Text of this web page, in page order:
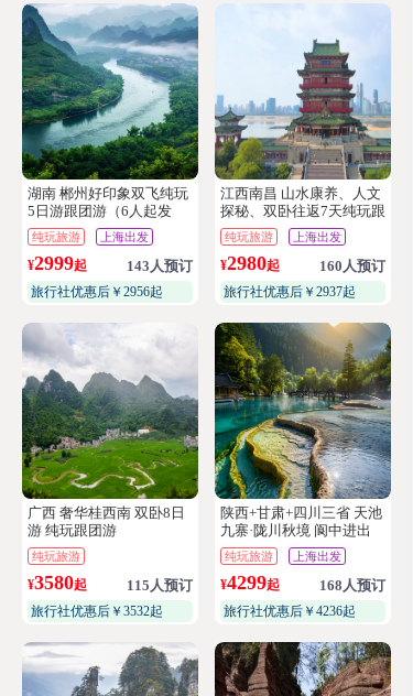
湖南 郴州好印象双飞纯玩
5日游跟团游（6人起发
团）
纯玩旅游 上海出发
¥2999起 143人预订
旅行社优惠后￥2956起
江西南昌 山水康养、人文
探秘、双卧往返7天纯玩跟
团游
纯玩旅游 上海出发
¥2980起 160人预订
旅行社优惠后￥2937起
广西 奢华桂西南 双卧8日
游 纯玩跟团游
纯玩旅游
¥3580起 115人预订
旅行社优惠后￥3532起
陕西+甘肃+四川三省 天池
九寨·陇川秋境 阆中进出
双飞8天 纯玩跟团游
纯玩旅游 上海出发
¥4299起 168人预订
旅行社优惠后￥4236起